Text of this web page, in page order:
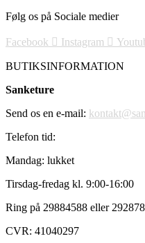
Følg os på Sociale medier
Facebook Instagram
BUTIKSINFORMATION
Sanketure
Send os en e-mail:
Telefon tid:
Mandag: lukket
Tirsdag-fredag kl. 9:00-16:00
Ring på 29884588 eller
CVR: 41040297